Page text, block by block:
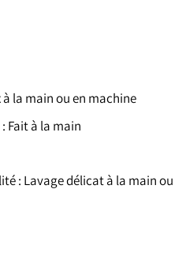
la main ou en machine
Fait à la main
: Lavage délicat à la main ou